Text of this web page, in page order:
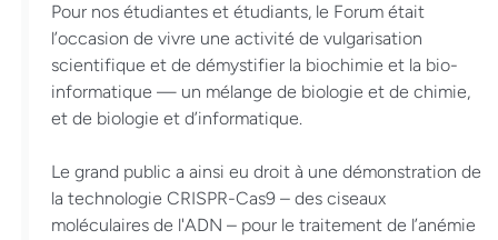
Pour nos étudiantes et étudiants, le Forum était
l’occasion de vivre une activité de vulgarisation
scientifique et de démystifier la biochimie et la bio-
informatique — un mélange de biologie et de chimie,
et de biologie et d’informatique.
Le grand public a ainsi eu droit à une démonstration de
la technologie CRISPR-Cas9 – des ciseaux
moléculaires de l'ADN – pour le traitement de l’anémie